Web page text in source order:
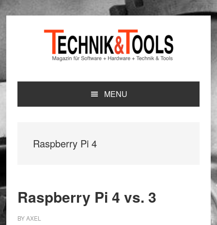
Zur
Hauptnavigation
Zum
Inhalt
Zur
Seitenspalte
MENU
Raspberry Pi 4
Raspberry Pi 4 vs. 3
BYAXEL